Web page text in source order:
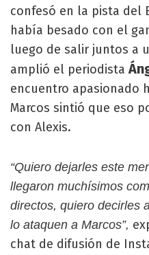
confesó en la pista del
había besado con el
luego de salir juntos a
amplió el periodista
encuentro apasionado
Marcos sintió que eso
con Alexis.
“Quiero dejarles este
llegaron muchísimos
directos, quiero decirles
lo ataquen a Marcos”,
chat de difusión de